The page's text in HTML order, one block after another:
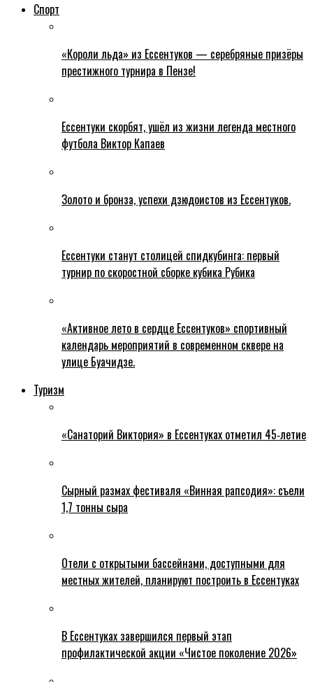
Спорт
«Короли льда» из Ессентуков — серебряные призёры
престижного турнира в Пензе!
Ессентуки скорбят, ушёл из жизни легенда местного
футбола Виктор Капаев
Золото и бронза, успехи дзюдоистов из Ессентуков.
Ессентуки станут столицей спидкубинга: первый
турнир по скоростной сборке кубика Рубика
«Активное лето в сердце Ессентуков» спортивный
календарь мероприятий в современном сквере на
улице Буачидзе.
Туризм
«Санаторий Виктория» в Ессентуках отметил 45‑летие
Сырный размах фестиваля «Винная рапсодия»: съели
1,7 тонны сыра
Отели с открытыми бассейнами, доступными для
местных жителей, планируют построить в Ессентуках
В Ессентуках завершился первый этап
профилактической акции «Чистое поколение 2026»